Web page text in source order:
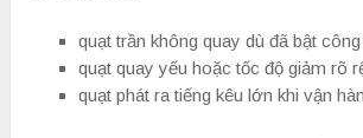
quạt trần không quay dù đã bật
quạt quay yếu hoặc tốc độ giảm rõ
quạt phát ra tiếng kêu lớn khi vận